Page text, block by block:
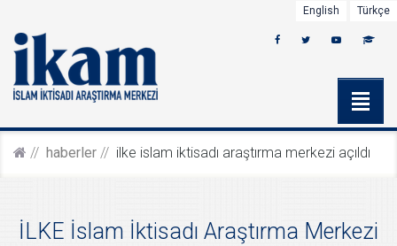
English Türkçe
haberler i̇lke i̇slam i̇ktisadı araştırma merkezi açıldı
İLKE İslam İktisadı Araştırma Merkezi